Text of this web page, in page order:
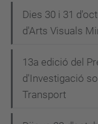
Dies 30 i 31
d'Arts Visuals
13a edició del
d'Investigació
Transport